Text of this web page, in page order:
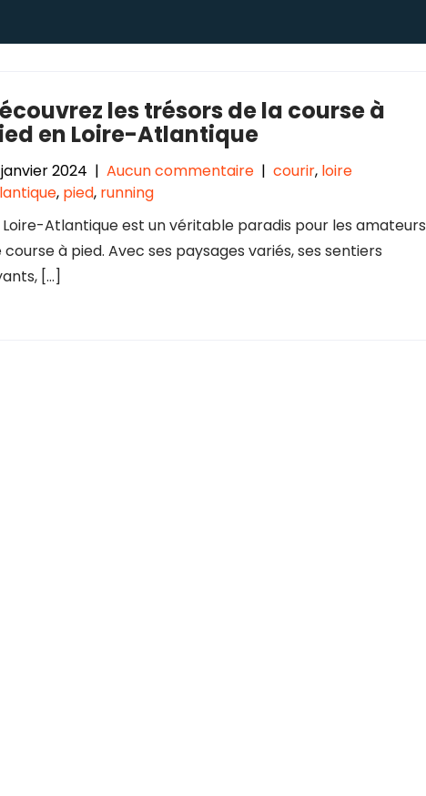
les trésors de la course à
en Loire-Atlantique
janvier 2024 | Aucun commentaire | courir, loire
, pied, running
Loire-Atlantique est un véritable paradis pour les amateurs
course à pied. Avec ses paysages variés, ses sentiers
[…]